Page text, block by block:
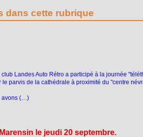
dans cette rubrique
Landes Auto Rétro a participé à la journée
le parvis de la cathédrale à proximité du "centre
avons (…)
le jeudi 20 septembre.